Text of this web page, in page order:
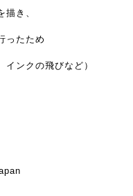
き、
ったため
ンクの飛びなど）